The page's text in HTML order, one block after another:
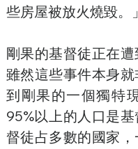
些房屋被放火燒毀。」
剛果的基督徒正在遭
雖然這些事件本身
到剛果的一個獨特
95%以上的人口是
督徒占多數的國家